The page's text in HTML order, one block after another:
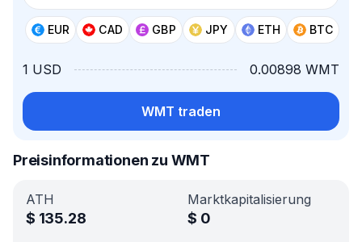
EUR CAD GBP JPY ETH BTC
1 USD 0.00898 WMT
WMT traden
Preisinformationen zu WMT
ATH
$ 135.28
Marktkapitalisierung
$ 0